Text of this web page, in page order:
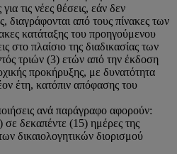
τις νέες θέσεις, εάν δεν
διαγράφονται από τους πίνακες των
κατάταξης του προηγούμενου
στο πλαίσιο της διαδικασίας των
τριών (3) ετών από την έκδοση
προκήρυξης, με δυνατότητα
έτη, κατόπιν απόφασης του
ανά παράγραφο αφορούν:
δεκαπέντε (15) ημέρες της
δικαιολογητικών διορισμού